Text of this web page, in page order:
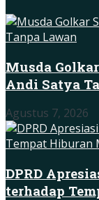
Musda
Andi Satya
Agustus 7, 2026
DPRD
terhadap